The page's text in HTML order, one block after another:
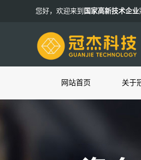
您好，欢迎来到 国家高新技术企业
网站首页 关于